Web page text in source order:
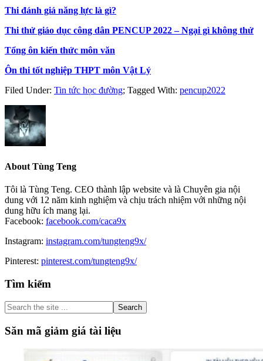
Thi đánh giá năng lực là gì?
Thi thử giáo dục công dân PENCUP 2022 – Ngại gì không thử
Tổng ôn kiến thức môn văn
Ôn thi tốt nghiệp THPT môn Vật Lý
Filed Under: Tin tức học đường; Tagged With: pencup2022
About Tùng Teng
Tôi là Tùng Teng. CEO thành lập website và là Chuyên gia nội
dung với 12 năm kinh nghiệm và chịu trách nhiệm với những nội
dung hữu ích mang lại.
Facebook: facebook.com/caca9x
Instagram: instagram.com/tungteng9x/
Pinterest: pinterest.com/tungteng9x/
Primary
Sidebar
Tìm kiếm
Search
the
site
...
Săn mã giảm giá tài liệu